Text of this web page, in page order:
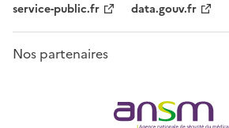
service-public.fr
data.gouv.fr
Nos partenaires